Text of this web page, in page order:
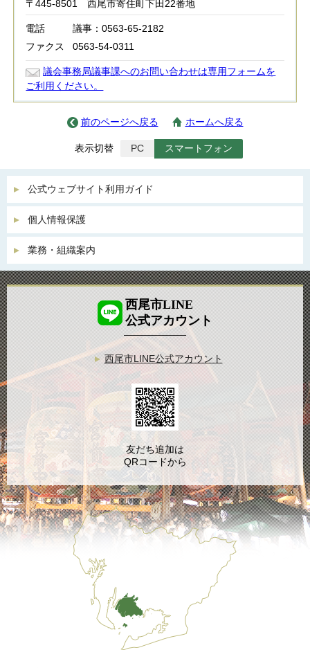
〒445-8501 西尾市寄住町下田22番地
電話
議事：0563-65-2182
ファクス
0563-54-0311
議会事務局議事課へのお問い合わせは専用フォームを
ご利用ください。
前のページへ戻る ホームへ戻る
表示切替 PC スマートフォン
公式ウェブサイト利用ガイド
個人情報保護
業務・組織案内
西尾市LINE
公式アカウント
西尾市LINE公式アカウント
友だち追加は
QRコードから